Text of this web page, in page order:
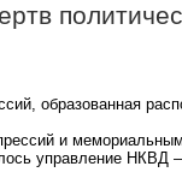
образованная
и
управление